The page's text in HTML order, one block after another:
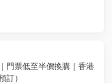
門票低至半價換購｜香港
訂）